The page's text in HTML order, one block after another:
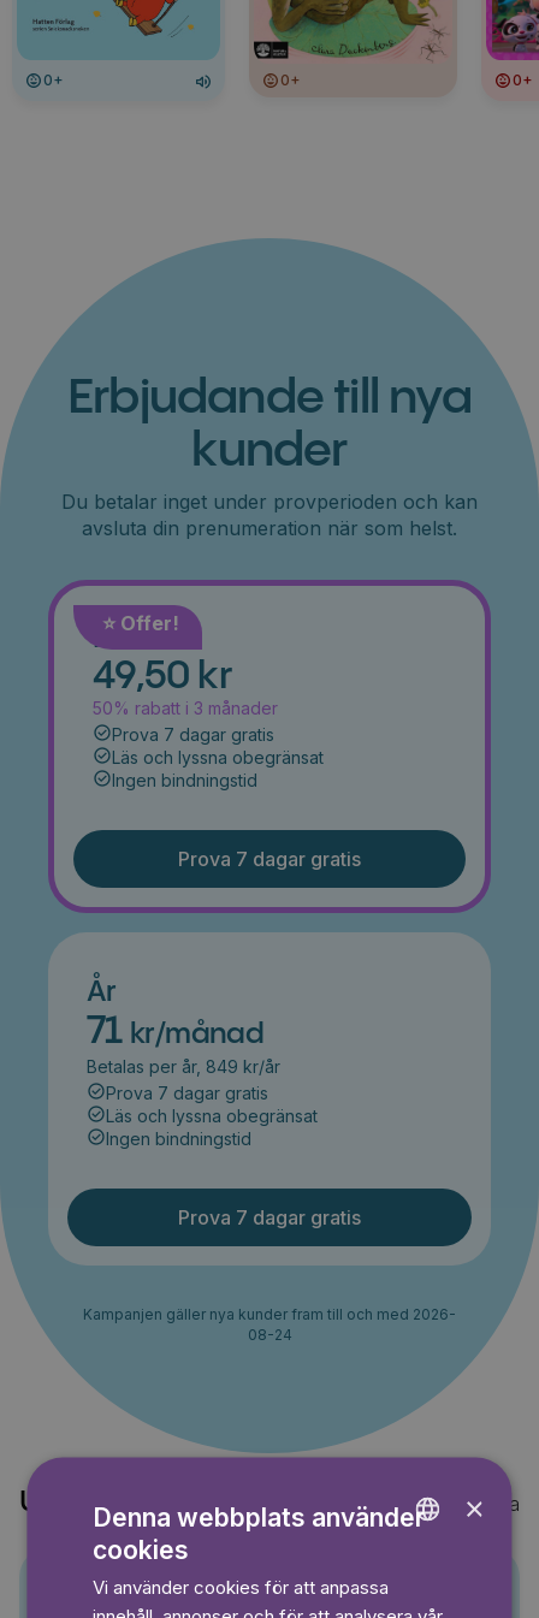
0+ 0+ 0+
Erbjudande till nya
kunder
Du betalar inget under provperioden och kan
avsluta din prenumeration när som helst.
⭐️ Offer!
Månad
49,50 kr
50% rabatt i 3 månader
Prova 7 dagar gratis
Läs och lyssna obegränsat
Ingen bindningstid
Prova 7 dagar gratis
År
71 kr/månad
Betalas per år, 849 kr/år
Prova 7 dagar gratis
Läs och lyssna obegränsat
Ingen bindningstid
Prova 7 dagar gratis
Kampanjen gäller nya kunder fram till och med 2026-
08-24
Upptäck också Visa alla
×
Denna webbplats använder
cookies
Vi använder cookies för att anpassa